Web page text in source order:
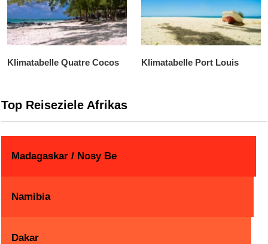
Klimatabelle Quatre Cocos Klimatabelle Port Louis
Top Reiseziele Afrikas
Madagaskar / Nosy Be
Namibia
Dakar